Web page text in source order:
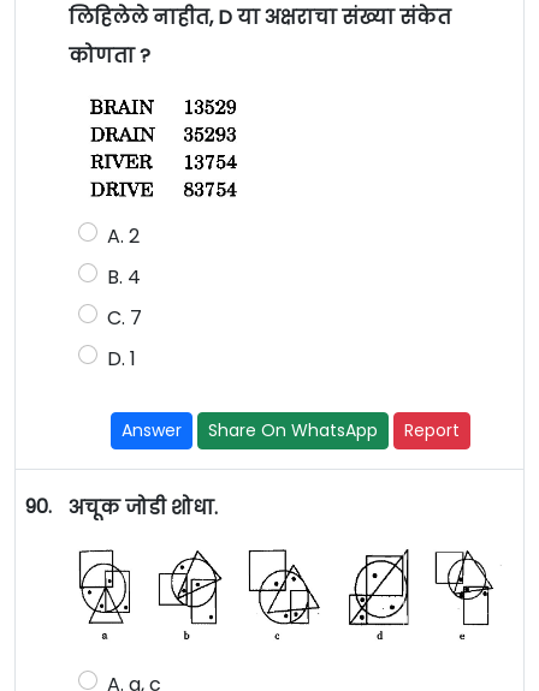
लिहिलेले नाहीत, D या अक्षराचा संख्या संकेत
कोणता ?
A. 2
B. 4
C. 7
D. 1
Answer Share On WhatsApp Report
90. अचूक जोडी शोधा.
A. a, c